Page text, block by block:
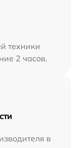
техники
2 часов.
в